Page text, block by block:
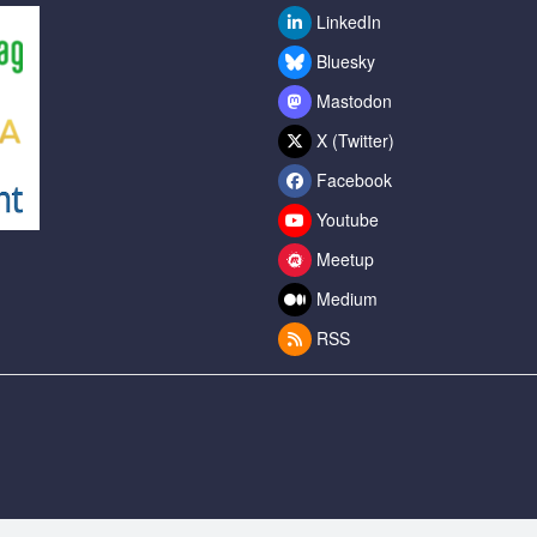
LinkedIn
Bluesky
Mastodon
X (Twitter)
Facebook
Youtube
Meetup
Medium
RSS